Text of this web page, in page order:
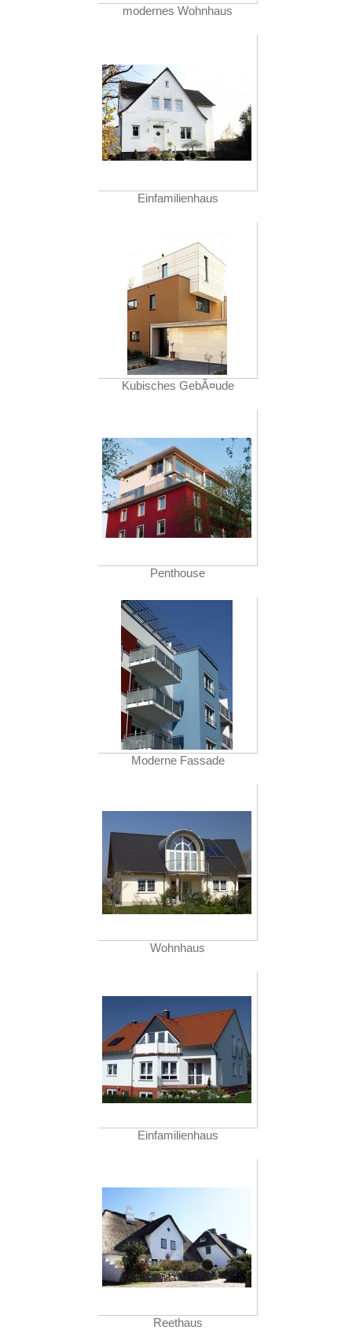
modernes Wohnhaus
Einfamilienhaus
Kubisches GebÃ¤ude
Penthouse
Moderne Fassade
Wohnhaus
Einfamilienhaus
Reethaus